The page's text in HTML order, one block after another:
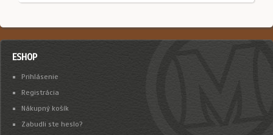
ESHOP
Prihlásenie
Registrácia
Nákupný košík
Zabudli ste heslo?